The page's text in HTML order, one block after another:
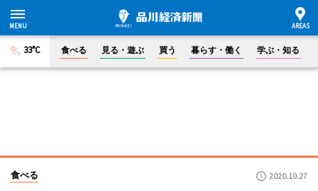
33°C 食べる 見る・遊ぶ 買う 暮らす・働く 学ぶ・知る
食べる 2020.10.27